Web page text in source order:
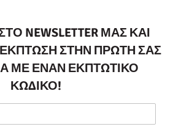
NEWSLETTER ΜΑΣ ΚΑΙ
ΈΚΠΤΩΣΗ ΣΤΗΝ ΠΡΏΤΗ ΣΑΣ
ΜΕ ΈΝΑΝ ΕΚΠΤΩΤΙΚΌ
ΚΩΔΙΚΌ!